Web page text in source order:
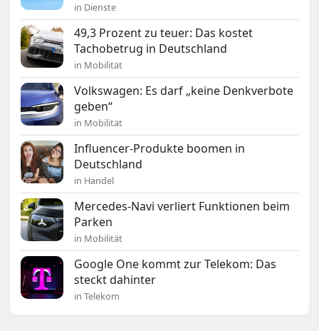
in Dienste
49,3 Prozent zu teuer: Das kostet
Tachobetrug in Deutschland
in Mobilität
Volkswagen: Es darf „keine Denkverbote
geben“
in Mobilität
Influencer-Produkte boomen in
Deutschland
in Handel
Mercedes-Navi verliert Funktionen beim
Parken
in Mobilität
Google One kommt zur Telekom: Das
steckt dahinter
in Telekom